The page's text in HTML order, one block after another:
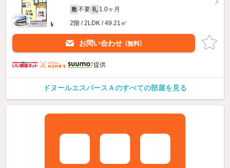
敷 不要 礼 1.0ヶ月
2階 / 2LDK / 49.21㎡
お問い合わせ （無料）
提供
ドヌールエスパースＡのすべての部屋を見る